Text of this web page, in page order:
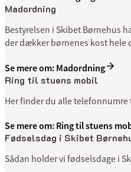
Madordning
Bestyrelsen i Skibet Børnehus
der dækker børnenes kost hele
Se mere om: Madordning
Ring til stuens mobil
Her finder du alle telefonnumre
Se mere om: Ring til stuens
Fødselsdag i Skibet
Sådan holder vi fødselsdage i